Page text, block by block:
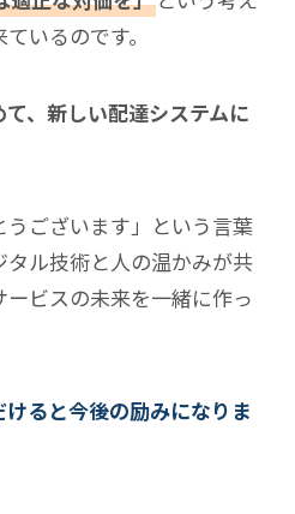
いるのです。
、新しい配達システムに
ございます」という言葉
ル技術と人の温かみが共
ビスの未来を一緒に作っ
ると今後の励みになりま